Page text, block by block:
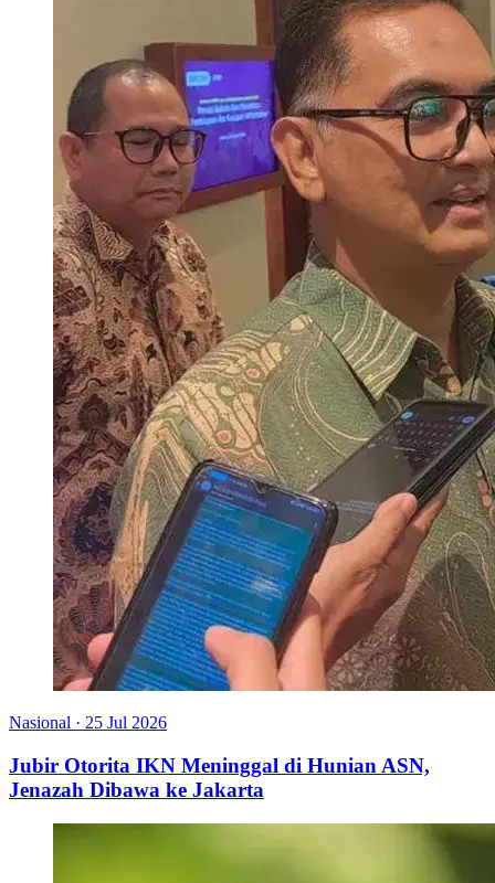
Nasional · 25 Jul 2026
Jubir Otorita IKN Meninggal di Hunian ASN,
Jenazah Dibawa ke Jakarta